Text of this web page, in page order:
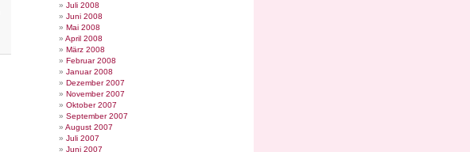
Juli 2008
Juni 2008
Mai 2008
April 2008
März 2008
Februar 2008
Januar 2008
Dezember 2007
November 2007
Oktober 2007
September 2007
August 2007
Juli 2007
Juni 2007